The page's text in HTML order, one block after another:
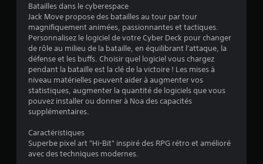
i
l
e
s
u
Batailles dans le cyberespace
Jack Move propose des batailles au tour par tour
magnifiquement animées, passionnantes et tactiques.
Personnalisez le logiciel de votre Cyber ​​Deck pour changer
de rôle au milieu de la bataille, en équilibrant l'attaque, la
défense et les buffs. Choisir quel logiciel vous chargez
pendant la bataille est la clé de la victoire ! Les mises à
niveau matérielles peuvent aider à augmenter vos
statistiques, augmenter la quantité de logiciels que vous
pouvez installer ou donner à Noa des capacités
supplémentaires.
Caractéristiques
Superbe pixel art "Hi-Bit" inspiré des RPG rétro et amélioré
avec des techniques modernes.